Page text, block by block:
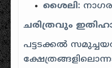
ശൈലി:
ചരിത്രവും
പട്ടടക്കൽ